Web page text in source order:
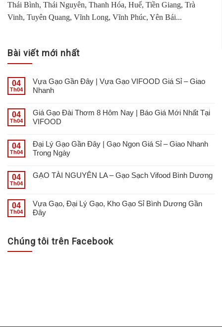
Thái Bình, Thái Nguyên, Thanh Hóa, Huế, Tiền Giang, Trà
Vinh, Tuyên Quang, Vĩnh Long, Vĩnh Phúc, Yên Bái...
Bài viết mới nhất
04
Th04
Vựa Gạo Gần Đây | Vựa Gạo VIFOOD Giá Sỉ – Giao
Nhanh
04
Th04
Giá Gạo Đài Thơm 8 Hôm Nay | Báo Giá Mới Nhất Tại
VIFOOD
04
Th04
Đại Lý Gạo Gần Đây | Gạo Ngon Giá Sỉ – Giao Nhanh
Trong Ngày
04
Th04
GẠO TÀI NGUYÊN LA – Gạo Sạch Vifood Bình Dương
04
Th04
Vựa Gạo, Đại Lý Gạo, Kho Gạo Sỉ Bình Dương Gần
Đây
Chúng tôi trên Facebook